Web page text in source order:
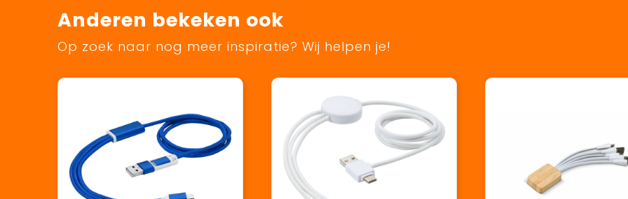
Anderen bekeken ook
Op zoek naar nog meer inspiratie? Wij helpen je!